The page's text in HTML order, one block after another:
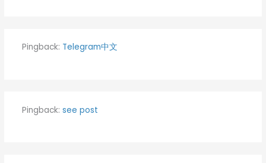
Pingback: Telegram中文
Pingback: see post